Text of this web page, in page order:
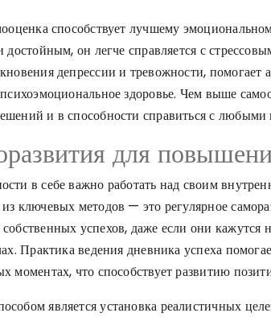
способствует лучшему
достойным, он легче справляется с
депрессии и тревожности, помогает
здоровье. Чем выше
и в способности справиться с любыми
для
в себе важно работать над своим
ключевых методов — это регулярное
успехов, даже если они кажутся
Практика ведения дневника успеха
моментах, что способствует развитию
является установка реалистичных